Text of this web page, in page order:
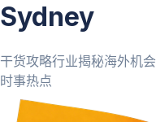
Sydney
干货攻略行业揭秘海外机会
时事热点